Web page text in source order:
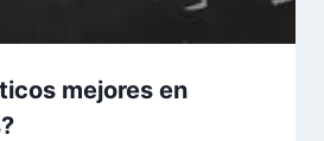
mejores en